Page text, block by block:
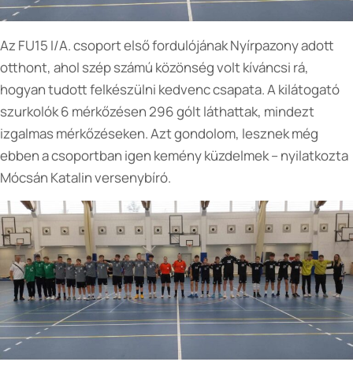
Az FU15 I/A. csoport első fordulójának Nyírpazony adott
otthont, ahol szép számú közönség volt kíváncsi rá,
hogyan tudott felkészülni kedvenc csapata. A kilátogató
szurkolók 6 mérkőzésen 296 gólt láthattak, mindezt
izgalmas mérkőzéseken. Azt gondolom, lesznek még
ebben a csoportban igen kemény küzdelmek – nyilatkozta
Mócsán Katalin versenybíró.